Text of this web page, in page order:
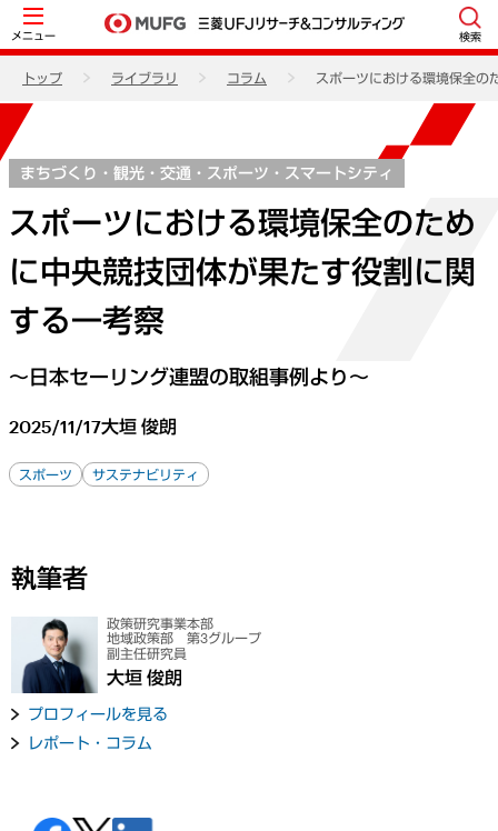
メニュー 検索
トップ ライブラリ コラム スポーツにおける環境保全の
まちづくり・観光・交通・スポーツ・スマートシティ
スポーツにおける環境保全のため
に中央競技団体が果たす役割に関
する一考察
～日本セーリング連盟の取組事例より～
2025/11/17大垣 俊朗
スポーツ サステナビリティ
執筆者
政策研究事業本部
地域政策部 第3グループ
副主任研究員
大垣 俊朗
プロフィールを見る
レポート・コラム